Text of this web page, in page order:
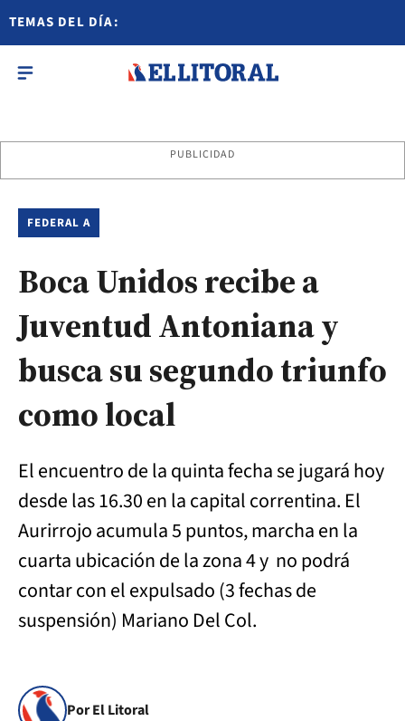
TEMAS DEL DÍA:
PUBLICIDAD
FEDERAL A
Boca Unidos recibe a
Juventud Antoniana y
busca su segundo triunfo
como local
El encuentro de la quinta fecha se jugará hoy
desde las 16.30 en la capital correntina. El
Aurirrojo acumula 5 puntos, marcha en la
cuarta ubicación de la zona 4 y no podrá
contar con el expulsado (3 fechas de
suspensión) Mariano Del Col.
Por El Litoral